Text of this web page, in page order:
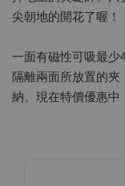
尖朝地的開花了喔！
一面有磁性可吸最少
隔離兩面所放置的
納。現在特價優惠中